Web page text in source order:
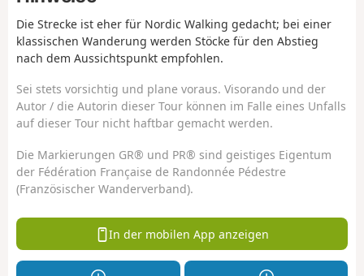
Die Strecke ist eher für Nordic Walking gedacht; bei einer
klassischen Wanderung werden Stöcke für den Abstieg
nach dem Aussichtspunkt empfohlen.
Sei stets vorsichtig und plane voraus. Visorando und der
Autor / die Autorin dieser Tour können im Falle eines Unfalls
auf dieser Tour nicht haftbar gemacht werden.
Die Markierungen GR® und PR® sind geistiges Eigentum
der Fédération Française de Randonnée Pédestre
(Französischer Wanderverband).
In der mobilen App anzeigen